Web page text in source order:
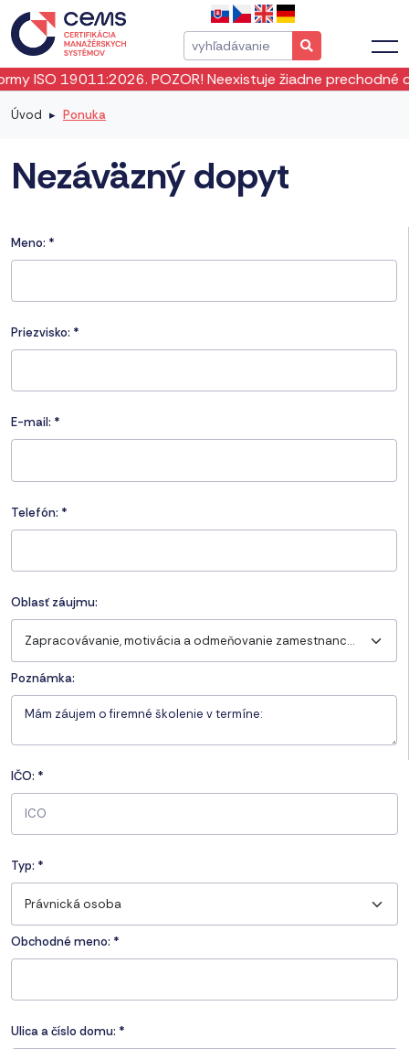
19011:2026. POZOR! Neexistuje žiadne prechodné
Úvod Ponuka
Nezáväzný dopyt
Meno: *
Priezvisko: *
E-mail: *
Telefón: *
Oblasť záujmu:
Zapracovávanie, motivácia a odmeňovanie zamestnancov (Personalistika II)
Poznámka:
IČO: *
Typ: *
Právnická osoba
Obchodné meno: *
Ulica a číslo domu: *